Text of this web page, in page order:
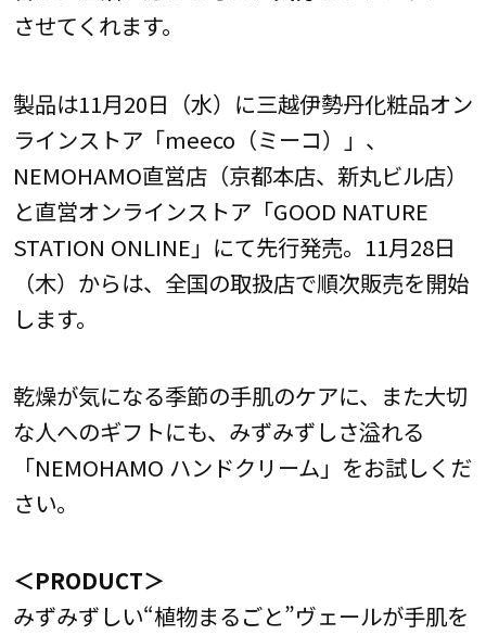
させてくれます。
製品は11月20日（水）に三越伊勢丹化粧品オン
ラインストア「meeco（ミーコ）」、
NEMOHAMO直営店（京都本店、新丸ビル店）
と直営オンラインストア「GOOD NATURE
STATION ONLINE」にて先行発売。11月28日
（木）からは、全国の取扱店で順次販売を開始
します。
乾燥が気になる季節の手肌のケアに、また大切
な人へのギフトにも、みずみずしさ溢れる
「NEMOHAMO ハンドクリーム」をお試しくだ
さい。
＜PRODUCT＞
みずみずしい“植物まるごと”ヴェールが手肌を